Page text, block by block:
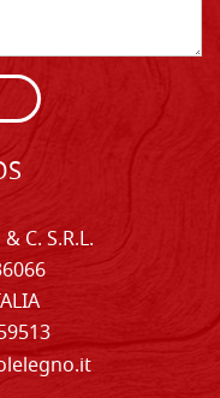
C. S.R.L.